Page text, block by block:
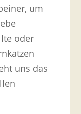
um
oder
uns das